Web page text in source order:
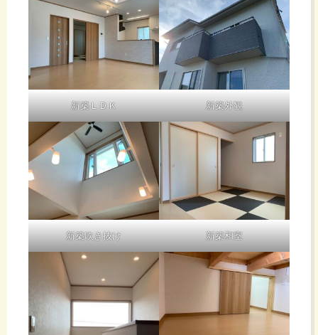
新築ＬＤＫ 新築外観
新築吹き抜け 新築和室